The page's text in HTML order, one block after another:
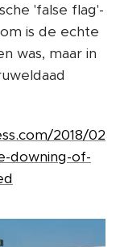
'false flag'-
is de echte
was, maar in
2018/02
downing-of-